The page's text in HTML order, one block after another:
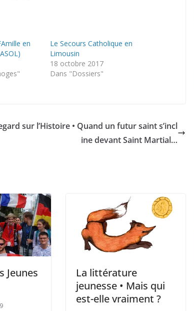
en
Le Secours Catholique en
Limousin
18 octobre 2017
Dans "Dossiers"
sur l’Histoire • Quand un futur saint s’incl
ine devant Saint Martial…
Jeunes
La littérature
jeunesse • Mais qui
est-elle vraiment ?